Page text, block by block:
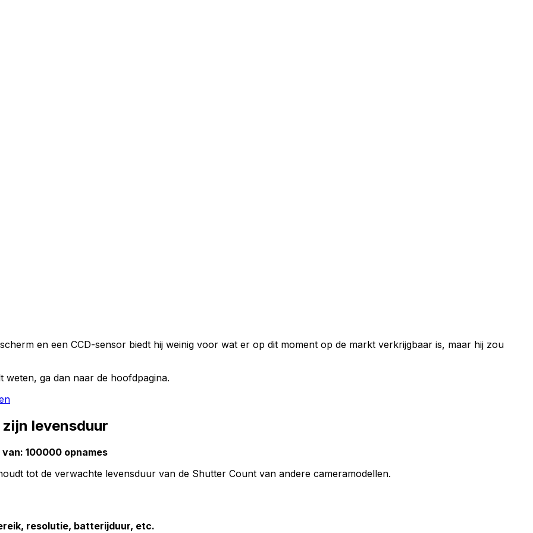
en een CCD-sensor biedt hij weinig voor wat er op dit moment op de markt verkrijgbaar is, maar hij zou
weten, ga dan naar de hoofdpagina.
levensduur
100000 opnames
tot de verwachte levensduur van de Shutter Count van andere cameramodellen.
resolutie, batterijduur, etc.